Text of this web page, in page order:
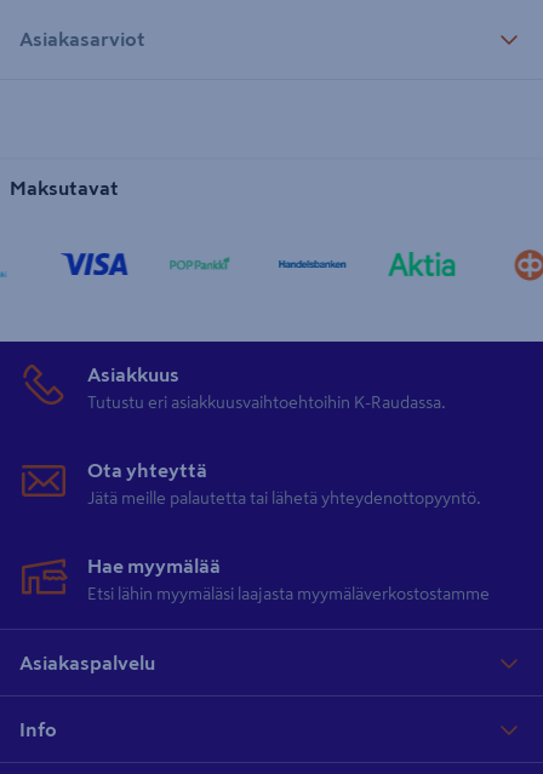
Asiakasarviot
Maksutavat
Asiakkuus
Tutustu eri asiakkuusvaihtoehtoihin K-Raudassa.
Ota yhteyttä
Jätä meille palautetta tai lähetä yhteydenottopyyntö.
Hae myymälää
Etsi lähin myymäläsi laajasta myymäläverkostostamme
Asiakaspalvelu
Info